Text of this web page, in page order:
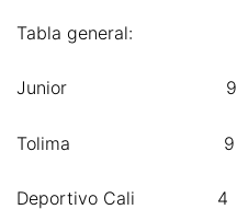
Tabla general:
Junior 9
Tolima 9
Deportivo Cali 4